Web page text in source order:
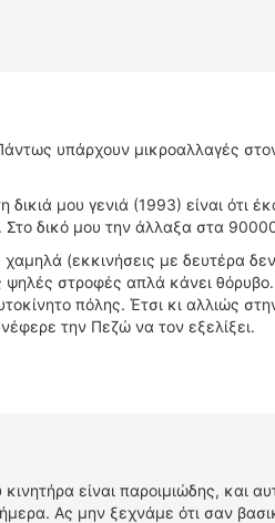
υπάρχουν μικροαλλαγές
μου γενιά (1993) είναι ότι
δικό μου την άλλαξα στα
(εκκινήσεις με δευτέρα
ψηλές στροφές απλά κάνει
πόλης. Έτσι κι αλλιώς
την Πεζώ να τον εξελίξει.
είναι παροιμιώδης, και
Ας μην ξεχνάμε ότι σαν